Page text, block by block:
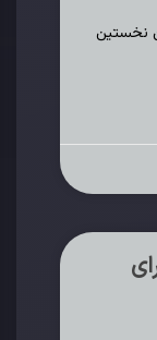
نخستین